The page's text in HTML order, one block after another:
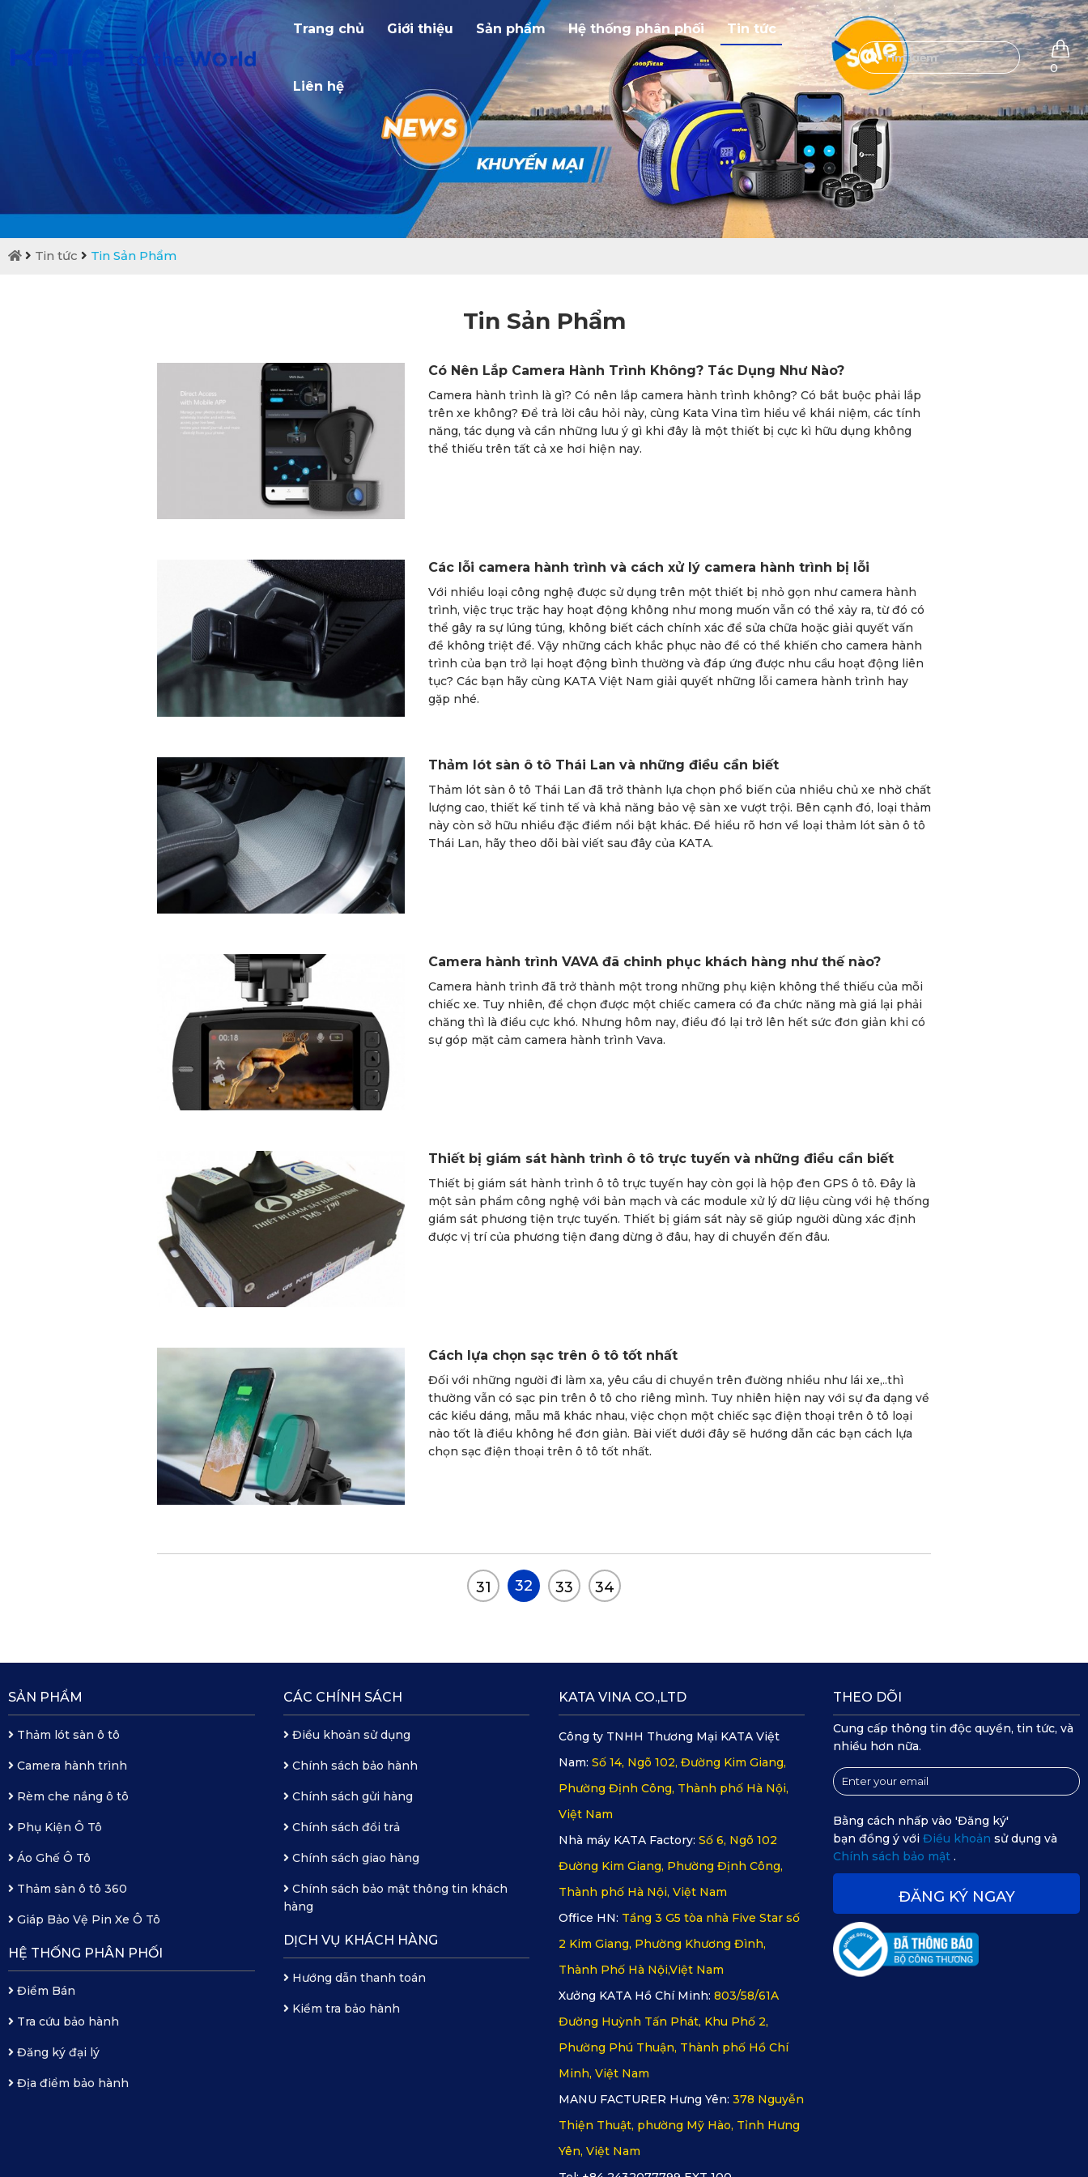
Trang chủ Giới thiệu Sản phẩm Hệ thống phân phối Tin tức
Liên hệ
0
Tin tức Tin Sản Phẩm
Tin Sản Phẩm
Có Nên Lắp Camera Hành Trình Không? Tác Dụng Như Nào?
Camera hành trình là gì? Có nên lắp camera hành trình không? Có bắt buộc phải lắp
trên xe không? Để trả lời câu hỏi này, cùng Kata Vina tìm hiểu về khái niệm, các tính
năng, tác dụng và cần những lưu ý gì khi đây là một thiết bị cực kì hữu dụng không
thể thiếu trên tất cả xe hơi hiện nay.
Các lỗi camera hành trình và cách xử lý camera hành trình bị lỗi
Với nhiều loại công nghệ được sử dụng trên một thiết bị nhỏ gọn như camera hành
trình, việc trục trặc hay hoạt động không như mong muốn vẫn có thể xảy ra, từ đó có
thể gây ra sự lúng túng, không biết cách chính xác để sửa chữa hoặc giải quyết vấn
đề không triệt để. Vậy những cách khắc phục nào để có thể khiến cho camera hành
trình của bạn trở lại hoạt động bình thường và đáp ứng được nhu cầu hoạt động liên
tục? Các bạn hãy cùng KATA Việt Nam giải quyết những lỗi camera hành trình hay
gặp nhé.
Thảm lót sàn ô tô Thái Lan và những điều cần biết
Thảm lót sàn ô tô Thái Lan đã trở thành lựa chọn phổ biến của nhiều chủ xe nhờ chất
lượng cao, thiết kế tinh tế và khả năng bảo vệ sàn xe vượt trội. Bên cạnh đó, loại thảm
này còn sở hữu nhiều đặc điểm nổi bật khác. Để hiểu rõ hơn về loại thảm lót sàn ô tô
Thái Lan, hãy theo dõi bài viết sau đây của KATA.
Camera hành trình VAVA đã chinh phục khách hàng như thế nào?
Camera hành trình đã trở thành một trong những phụ kiện không thể thiếu của mỗi
chiếc xe. Tuy nhiên, để chọn được một chiếc camera có đa chức năng mà giá lại phải
chăng thì là điều cực khó. Nhưng hôm nay, điều đó lại trở lên hết sức đơn giản khi có
sự góp mặt cảm camera hành trình Vava.
Thiết bị giám sát hành trình ô tô trực tuyến và những điều cần biết
Thiết bị giám sát hành trình ô tô trực tuyến hay còn gọi là hộp đen GPS ô tô. Đây là
một sản phẩm công nghệ với bản mạch và các module xử lý dữ liệu cùng với hệ thống
giám sát phương tiện trực tuyến. Thiết bị giám sát này sẽ giúp người dùng xác định
được vị trí của phương tiện đang dừng ở đâu, hay di chuyển đến đâu.
Cách lựa chọn sạc trên ô tô tốt nhất
Đối với những người đi làm xa, yêu cầu di chuyển trên đường nhiều như lái xe,..thì
thường vẫn có sạc pin trên ô tô cho riêng mình. Tuy nhiên hiện nay với sự đa dạng về
các kiểu dáng, mẫu mã khác nhau, việc chọn một chiếc sạc điện thoại trên ô tô loại
nào tốt là điều không hề đơn giản. Bài viết dưới đây sẽ hướng dẫn các bạn cách lựa
chọn sạc điện thoại trên ô tô tốt nhất.
31 32 33 34
SẢN PHẨM
Thảm lót sàn ô tô
Camera hành trình
Rèm che nắng ô tô
Phụ Kiện Ô Tô
Áo Ghế Ô Tô
Thảm sàn ô tô 360
Giáp Bảo Vệ Pin Xe Ô Tô
HỆ THỐNG PHÂN PHỐI
Điểm Bán
Tra cứu bảo hành
Đăng ký đại lý
Địa điểm bảo hành
CÁC CHÍNH SÁCH
Điều khoản sử dụng
Chính sách bảo hành
Chính sách gửi hàng
Chính sách đổi trả
Chính sách giao hàng
Chính sách bảo mật thông tin khách
hàng
DỊCH VỤ KHÁCH HÀNG
Hướng dẫn thanh toán
Kiểm tra bảo hành
KATA VINA CO.,LTD
Công ty TNHH Thương Mại KATA Việt
Nam: Số 14, Ngõ 102, Đường Kim Giang,
Phường Định Công, Thành phố Hà Nội,
Việt Nam
Nhà máy KATA Factory: Số 6, Ngõ 102
Đường Kim Giang, Phường Định Công,
Thành phố Hà Nội, Việt Nam
Office HN: Tầng 3 G5 tòa nhà Five Star số
2 Kim Giang, Phường Khương Đình,
Thành Phố Hà Nội,Việt Nam
Xưởng KATA Hồ Chí Minh: 803/58/61A
Đường Huỳnh Tấn Phát, Khu Phố 2,
Phường Phú Thuận, Thành phố Hồ Chí
Minh, Việt Nam
MANU FACTURER Hưng Yên: 378 Nguyễn
Thiện Thuật, phường Mỹ Hào, Tỉnh Hưng
Yên, Việt Nam
THEO DÕI
Cung cấp thông tin độc quyền, tin tức, và
nhiều hơn nữa.
Bằng cách nhấp vào 'Đăng ký'
bạn đồng ý vớiĐiều khoảnsử dụng và
Chính sách bảo mật.
ĐĂNG KÝ NGAY